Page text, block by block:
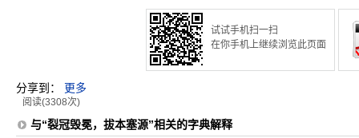
试试手机扫一扫
在你手机上继续浏览此页面
分享到： 更多
阅读(3308次)
与“裂冠毁冕，拔本塞源”相关的字典解释